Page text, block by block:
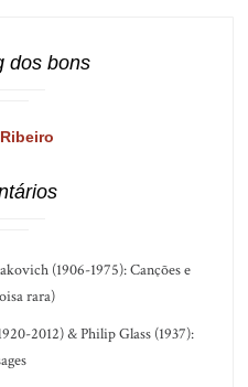
dos bons
(1906-1975): Canções e
rara)
2012) & Philip Glass (1937):